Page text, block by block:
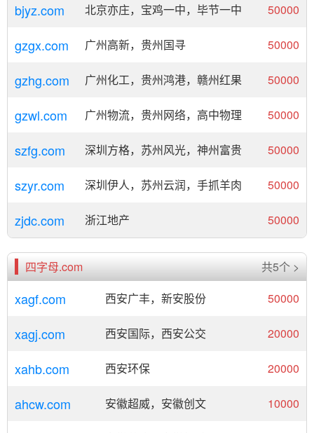
bjyz.com 北京亦庄，宝鸡一中，毕节一中 50000
gzgx.com 广州高新，贵州国寻 50000
gzhg.com 广州化工，贵州鸿港，赣州红果 50000
gzwl.com 广州物流，贵州网络，高中物理 50000
szfg.com 深圳方格，苏州风光，神州富贵 50000
szyr.com 深圳伊人，苏州云润，手抓羊肉 50000
zjdc.com 浙江地产 50000
四字母.com 共5个 >
xagf.com 西安广丰，新安股份 50000
xagj.com 西安国际，西安公交 20000
xahb.com 西安环保 20000
ahcw.com 安徽超威，安徽创文 10000